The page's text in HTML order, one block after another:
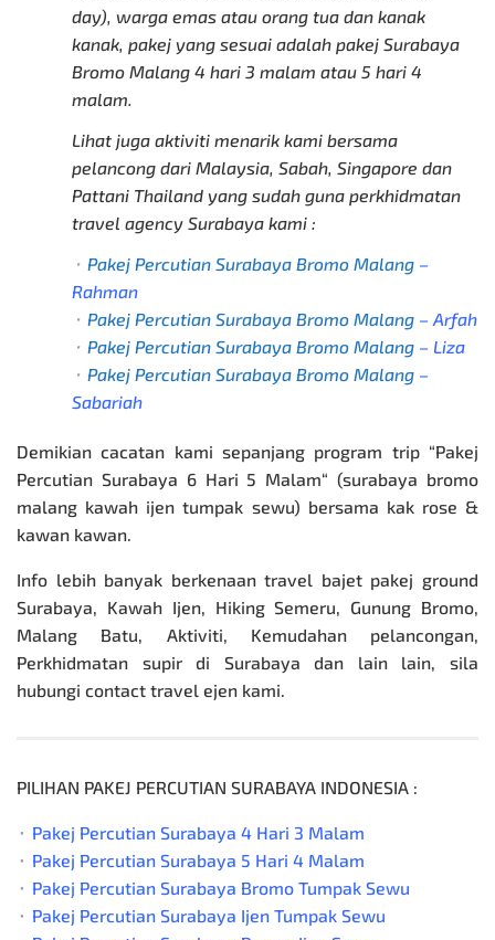
day), warga emas atau orang tua dan kanak
kanak, pakej yang sesuai adalah pakej Surabaya
Bromo Malang 4 hari 3 malam atau 5 hari 4
malam.
Lihat juga aktiviti menarik kami bersama
pelancong dari Malaysia, Sabah, Singapore dan
Pattani Thailand yang sudah guna perkhidmatan
travel agency Surabaya kami :
⬞ Pakej Percutian Surabaya Bromo Malang –
Rahman
⬞ Pakej Percutian Surabaya Bromo Malang – Arfah
⬞ Pakej Percutian Surabaya Bromo Malang – Liza
⬞ Pakej Percutian Surabaya Bromo Malang –
Sabariah
Demikian cacatan kami sepanjang program trip “Pakej
Percutian Surabaya 6 Hari 5 Malam“ (surabaya bromo
malang kawah ijen tumpak sewu) bersama kak rose &
kawan kawan.
Info lebih banyak berkenaan travel bajet pakej ground
Surabaya , Kawah Ijen, Hiking Semeru, Gunung Bromo,
Malang Batu, Aktiviti, Kemudahan pelancongan,
Perkhidmatan supir di Surabaya dan lain lain, sila
hubungi contact travel ejen kami.
PILIHAN PAKEJ PERCUTIAN SURABAYA INDONESIA :
⬞ Pakej Percutian Surabaya 4 Hari 3 Malam
⬞ Pakej Percutian Surabaya 5 Hari 4 Malam
⬞ Pakej Percutian Surabaya Bromo Tumpak Sewu
⬞ Pakej Percutian Surabaya Ijen Tumpak Sewu